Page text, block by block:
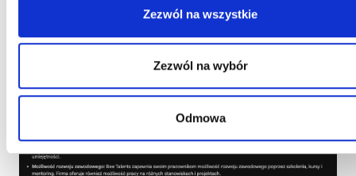
Zezwól na wszystkie
Zezwól na wybór
Odmowa
Polecenie “Zachowuj się jak ekspert ds. copywritingu.